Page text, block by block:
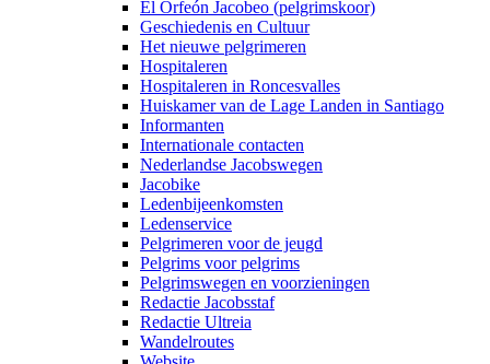
El Orfeón Jacobeo (pelgrimskoor)
Geschiedenis en Cultuur
Het nieuwe pelgrimeren
Hospitaleren
Hospitaleren in Roncesvalles
Huiskamer van de Lage Landen in Santiago
Informanten
Internationale contacten
Nederlandse Jacobswegen
Jacobike
Ledenbijeenkomsten
Ledenservice
Pelgrimeren voor de jeugd
Pelgrims voor pelgrims
Pelgrimswegen en voorzieningen
Redactie Jacobsstaf
Redactie Ultreia
Wandelroutes